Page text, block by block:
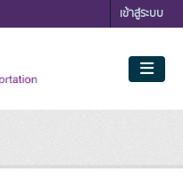
เข้าสู่ระบบ